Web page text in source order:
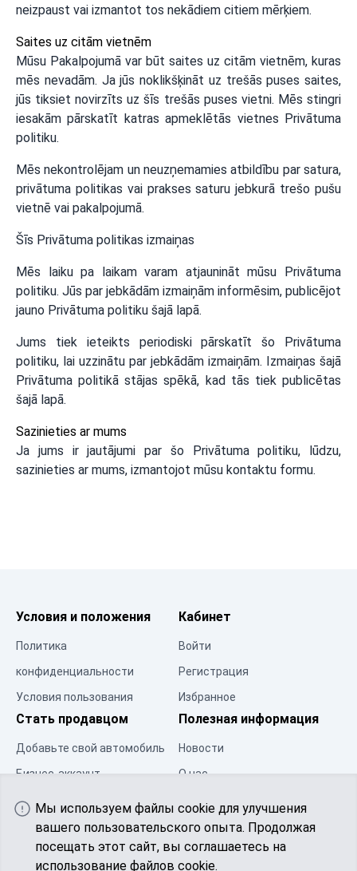
neizpaust vai izmantot tos nekādiem citiem mērķiem.
Saites uz citām vietnēm
Mūsu Pakalpojumā var būt saites uz citām vietnēm, kuras
mēs nevadām. Ja jūs noklikšķināt uz trešās puses saites,
jūs tiksiet novirzīts uz šīs trešās puses vietni. Mēs stingri
iesakām pārskatīt katras apmeklētās vietnes Privātuma
politiku.
Mēs nekontrolējam un neuzņemamies atbildību par satura,
privātuma politikas vai prakses saturu jebkurā trešo pušu
vietnē vai pakalpojumā.
Šīs Privātuma politikas izmaiņas
Mēs laiku pa laikam varam atjaunināt mūsu Privātuma
politiku. Jūs par jebkādām izmaiņām informēsim, publicējot
jauno Privātuma politiku šajā lapā.
Jums tiek ieteikts periodiski pārskatīt šo Privātuma
politiku, lai uzzinātu par jebkādām izmaiņām. Izmaiņas šajā
Privātuma politikā stājas spēkā, kad tās tiek publicētas
šajā lapā.
Sazinieties ar mums
Ja jums ir jautājumi par šo Privātuma politiku, lūdzu,
sazinieties ar mums, izmantojot mūsu kontaktu formu.
Условия и положения
Политика
конфиденциальности
Условия пользования
Кабинет
Войти
Регистрация
Избранное
Стать продавцом
Добавьте свой автомобиль
Бизнес-аккаунт
Центр ресурсов
Сообщество
Полезная информация
Новости
О нас
Мы используем файлы cookie для улучшения
вашего пользовательского опыта. Продолжая
посещать этот сайт, вы соглашаетесь на
использование файлов cookie.